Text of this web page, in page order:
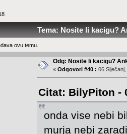
Tema: Nosite li kacigu?
ovu temu.
Odg: Nosite li kacigu?
« Odgovori #40 : 06
Citat: BilyPiton -
onda vise nebi
murja nebi